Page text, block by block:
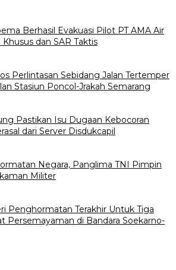
Berhasil Evakuasi Pilot PT AMA Air
Khusus dan SAR Taktis
Perlintasan Sebidang Jalan Tertemper
Stasiun Poncol-Jrakah Semarang
Pastikan Isu Dugaan Kebocoran
dari Server Disdukcapil
Negara, Panglima TNI Pimpin
Militer
Penghormatan Terakhir Untuk Tiga
Persemayaman di Bandara Soekarno-